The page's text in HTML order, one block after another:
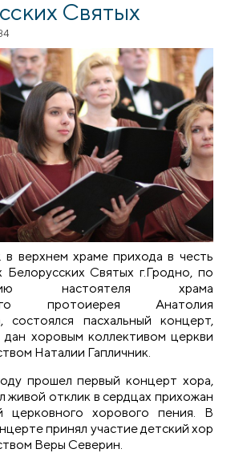
Святых
в верхнем храме прихода в честь
Святых г.Гродно, по
настоятеля храма
протоиерея Анатолия
состоялся пасхальный концерт,
хоровым коллективом церкви
Наталии Гапличник.
прошел первый концерт хора,
живой отклик в сердцах прихожан
церковного хорового пения. В
принял участие детский хор
Веры Северин.